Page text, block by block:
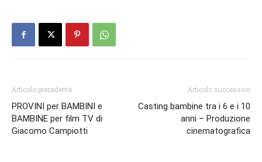
Articolo precedente
PROVINI per BAMBINI e
BAMBINE per film TV di
Giacomo Campiotti
Articolo successivo
Casting bambine tra i 6 e i 10
anni – Produzione
cinematografica